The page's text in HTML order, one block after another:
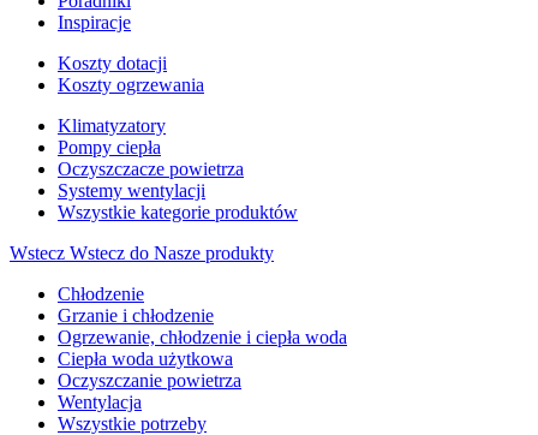
Inspiracje
Koszty dotacji
Koszty ogrzewania
Klimatyzatory
Pompy ciepła
Oczyszczacze powietrza
Systemy wentylacji
Wszystkie kategorie produktów
Wstecz Wstecz do Nasze produkty
Chłodzenie
Grzanie i chłodzenie
Ogrzewanie, chłodzenie i ciepła woda
Ciepła woda użytkowa
Oczyszczanie powietrza
Wentylacja
Wszystkie potrzeby